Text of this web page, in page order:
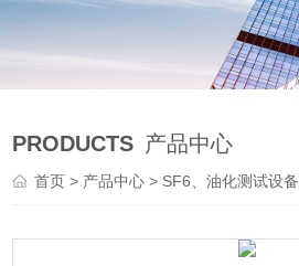
PRODUCTS 产品中心
首页> 产品中心 > SF6、油化测试设备